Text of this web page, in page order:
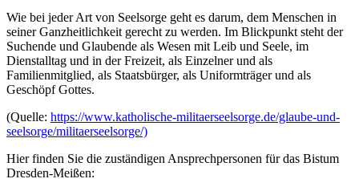
Wie bei jeder Art von Seelsorge geht es darum, dem Menschen in
seiner Ganzheitlichkeit gerecht zu werden. Im Blickpunkt steht der
Suchende und Glaubende als Wesen mit Leib und Seele, im
Dienstalltag und in der Freizeit, als Einzelner und als
Familienmitglied, als Staatsbürger, als Uniformträger und als
Geschöpf Gottes.
(Quelle: https://www.katholische-militaerseelsorge.de/glaube-und-
seelsorge/militaerseelsorge/)
Hier finden Sie die zuständigen Ansprechpersonen für das Bistum
Dresden-Meißen: